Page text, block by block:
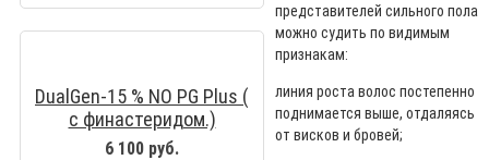
DualGen-15 % NO PG Plus (
с финастеридом.)
6 100 руб.
представителей сильного пола
можно судить по видимым
признакам:
линия роста волос постепенно
поднимается выше, отдаляясь
от висков и бровей;